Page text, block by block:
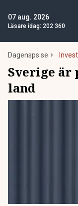
07 aug. 2026
Läsare idag: 202 360
Dagensps.se
Sverige är
land